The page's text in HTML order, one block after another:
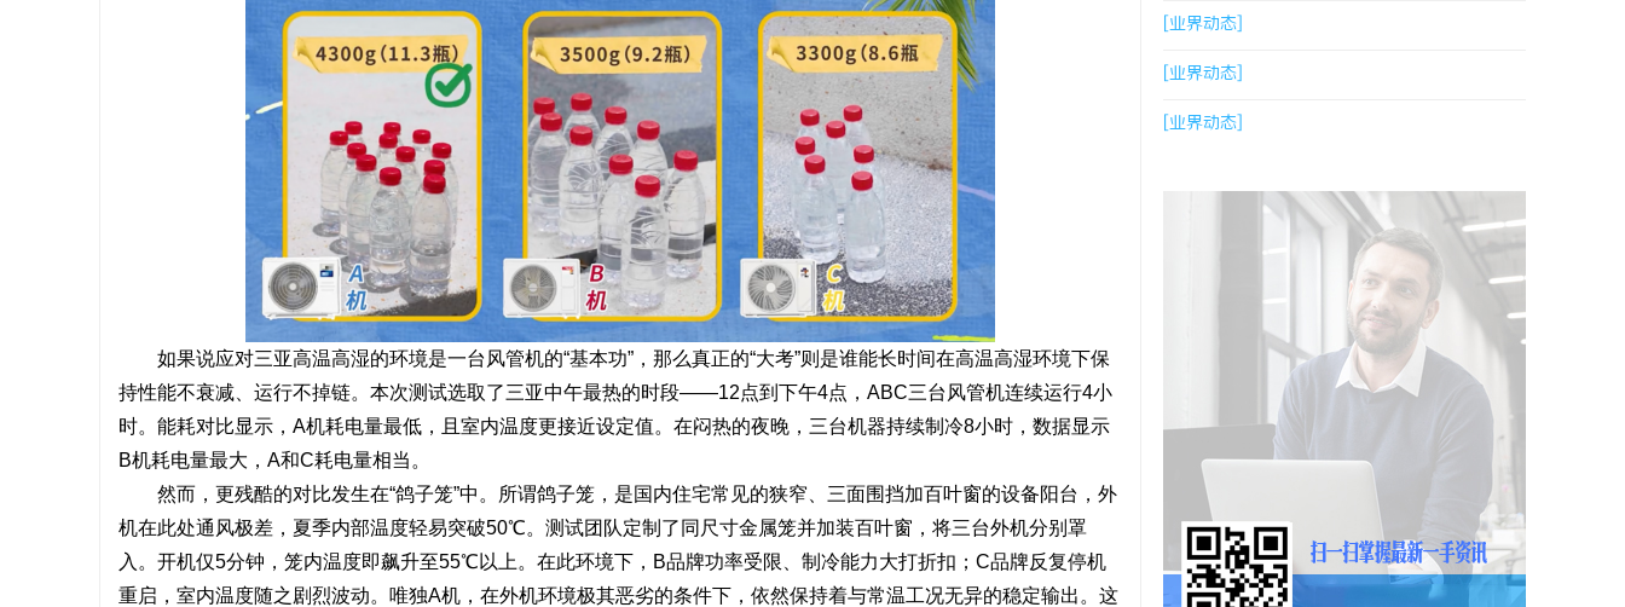
如果说应对三亚高温高湿的环境是一台风管机的“基本功”，那么真正的“大考”则是谁能长时间在高温高湿环境下保
持性能不衰减、运行不掉链。本次测试选取了三亚中午最热的时段——12点到下午4点，ABC三台风管机连续运行4小
时。能耗对比显示，A机耗电量最低，且室内温度更接近设定值。在闷热的夜晚，三台机器持续制冷8小时，数据显示
B机耗电量最大，A和C耗电量相当。
然而，更残酷的对比发生在“鸽子笼”中。所谓鸽子笼，是国内住宅常见的狭窄、三面围挡加百叶窗的设备阳台，外
机在此处通风极差，夏季内部温度轻易突破50℃。测试团队定制了同尺寸金属笼并加装百叶窗，将三台外机分别罩
入。开机仅5分钟，笼内温度即飙升至55℃以上。在此环境下，B品牌功率受限、制冷能力大打折扣；C品牌反复停机
重启，室内温度随之剧烈波动。唯独A机，在外机环境极其恶劣的条件下，依然保持着与常温工况无异的稳定输出。这
[业界动态]
[业界动态]
[业界动态]